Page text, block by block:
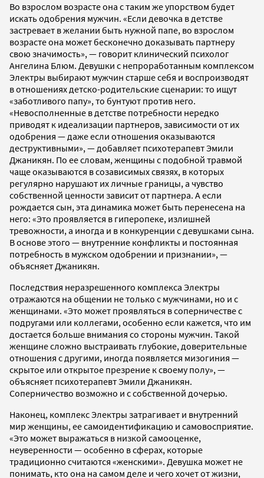
Во взрослом возрасте она с таким же упорством будет
искать одобрения мужчин. «Если девочка в детстве
застревает в желании быть нужной папе, во взрослом
возрасте она может бесконечно доказывать партнеру
свою значимость», — говорит клинический психолог
Ангелина Блюм. Девушки с непроработанным комплексом
Электры выбирают мужчин старше себя и воспроизводят
в отношениях детско-родительские сценарии: то ищут
«заботливого папу», то бунтуют против него.
«Невосполненные в детстве потребности нередко
приводят к идеализации партнеров, зависимости от их
одобрения — даже если отношения оказываются
деструктивными», — добавляет психотерапевт Эмили
Джаникян. По ее словам, женщины с подобной травмой
чаще оказываются в созависимых связях, в которых
регулярно нарушают их личные границы, а чувство
собственной ценности зависит от партнера. А если
рождается сын, эта динамика может быть перенесена на
него: «Это проявляется в гиперопеке, излишней
тревожности, а иногда и в конкуренции с девушками сына.
В основе этого — внутренние конфликты и постоянная
потребность в мужском одобрении и признании», —
объясняет Джаникян.
Последствия неразрешенного комплекса Электры
отражаются на общении не только с мужчинами, но и с
женщинами. «Это может проявляться в соперничестве с
подругами или коллегами, особенно если кажется, что им
достается больше внимания со стороны мужчин. Такой
женщине сложно выстраивать глубокие, доверительные
отношения с другими, иногда появляется мизогиния —
скрытое или открытое презрение к своему полу», —
объясняет психотерапевт Эмили Джаникян.
Соперничество возможно и с собственной дочерью.
Наконец, комплекс Электры затрагивает и внутренний
мир женщины, ее самоидентификацию и самовосприятие.
«Это может выражаться в низкой самооценке,
неуверенности — особенно в сферах, которые
традиционно считаются «женскими». Девушка может не
понимать, кто она на самом деле и чего хочет от жизни,